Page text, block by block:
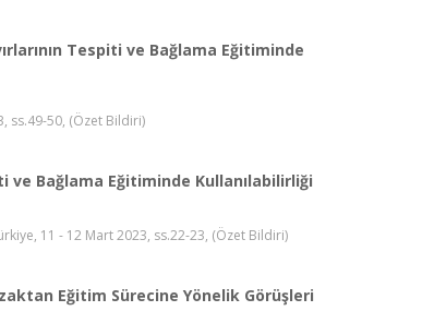
Tespiti ve Bağlama Eğitiminde
ss.49-50, (Özet Bildiri)
ve Bağlama Eğitiminde Kullanılabilirliği
11 - 12 Mart 2023, ss.22-23, (Özet Bildiri)
Eğitim Sürecine Yönelik Görüşleri